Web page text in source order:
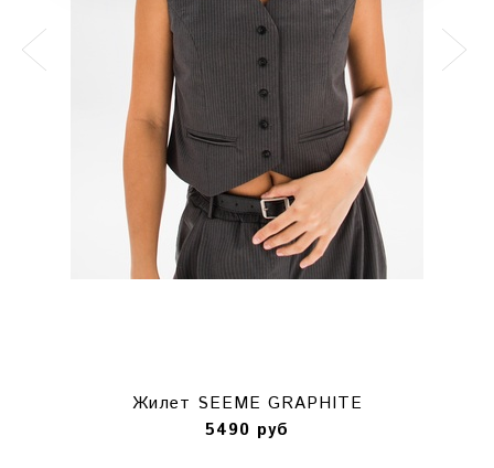
Жилет SEEME GRAPHITE
5490 руб